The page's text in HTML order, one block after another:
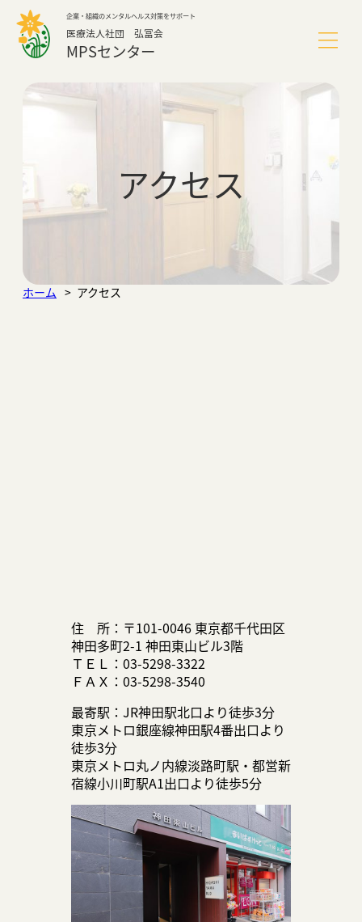
企業・組織のメンタルヘルス対策をサポート
医療法人社団 弘冨会
MPSセンター
MPSセンターについて
導入事例
アクセス
ホーム アクセス
住 所：〒101-0046 東京都千代田区
神田多町2-1 神田東山ビル3階
ＴＥＬ：03-5298-3322
ＦＡＸ：03-5298-3540
最寄駅：JR神田駅北口より徒歩3分
東京メトロ銀座線神田駅4番出口より
徒歩3分
東京メトロ丸ノ内線淡路町駅・都営新
宿線小川町駅A1出口より徒歩5分